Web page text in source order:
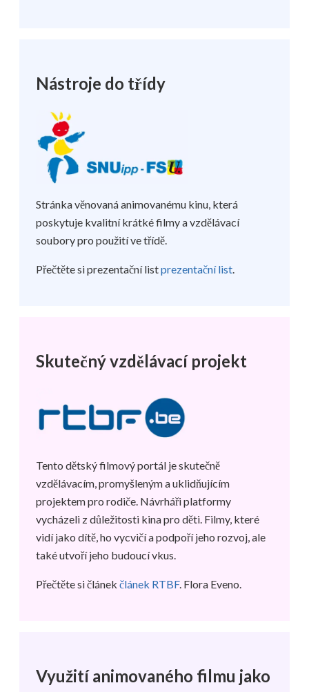
Nástroje do třídy
Stránka věnovaná animovanému kinu, která
poskytuje kvalitní krátké filmy a vzdělávací
soubory pro použití ve třídě.
Přečtěte si prezentační listprezentační list.
Skutečný vzdělávací projekt
Tento dětský filmový portál je skutečně
vzdělávacím, promyšleným a uklidňujícím
projektem pro rodiče. Návrháři platformy
vycházeli z důležitosti kina pro děti. Filmy, které
vidí jako dítě, ho vycvičí a podpoří jeho rozvoj, ale
také utvoří jeho budoucí vkus.
Přečtěte si článek článek RTBF. Flora Eveno.
Využití animovaného filmu jako